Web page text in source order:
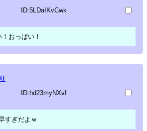
ID:5LDaIKvCwk
おっぱい！
ID:hd23myNXvI
すぎだよｗ